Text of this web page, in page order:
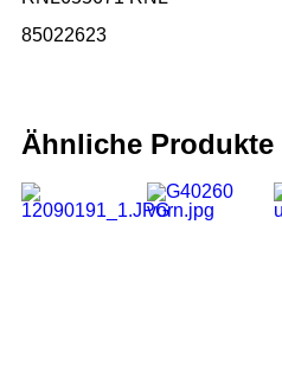
85022623
Ähnliche Produkte